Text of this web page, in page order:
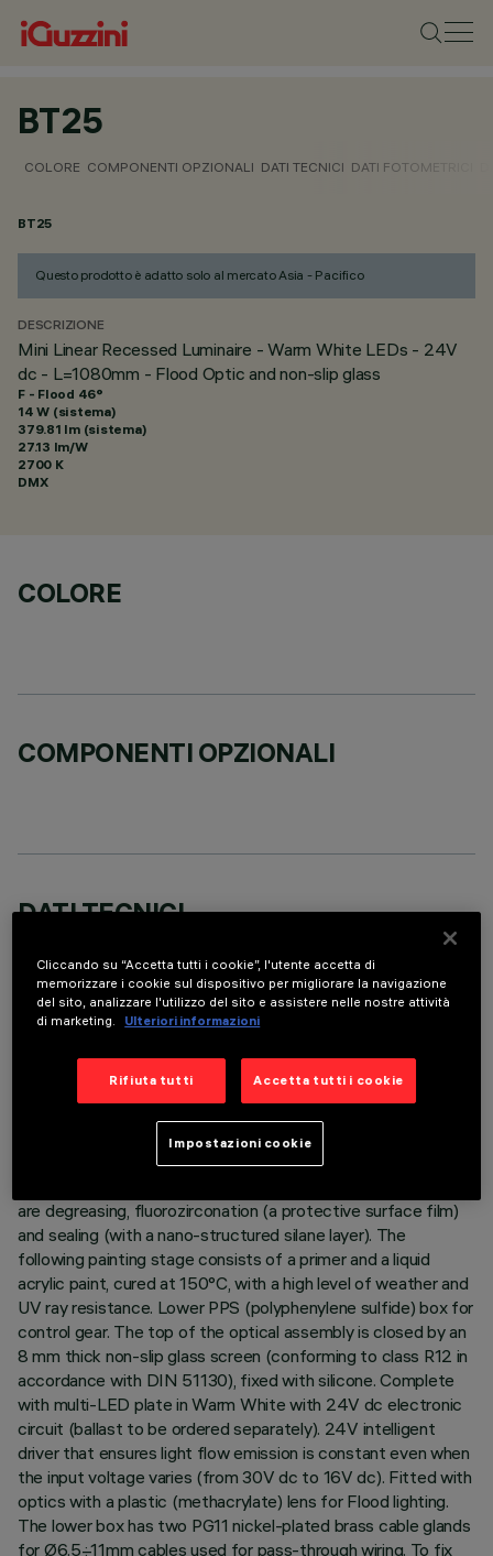
BT25
COLORE COMPONENTI OPZIONALI DATI TECNICI DATI FOTOMETRICI
BT25
Questo prodotto è adatto solo al mercato Asia - Pacifico
DESCRIZIONE
Mini Linear Recessed Luminaire - Warm White LEDs - 24V
dc - L=1080mm - Flood Optic and non-slip glass
F - Flood 46°
14 W (sistema)
379.81 lm (sistema)
27.13 lm/W
2700 K
DMX
COLORE
COMPONENTI OPZIONALI
DATI TECNICI
DESCRIZIONE
monochrome LED lamps, and a flood optic with non-slip
glass. Ground-, wall- and ceiling-recessed. Consists of a body
Extruded aluminium body, with die-cast aluminium end caps
complete with silicone seals. The painting process includes a
are degreasing, fluorozirconation (a protective surface film)
and sealing (with a nano-structured silane layer). The
following painting stage consists of a primer and a liquid
acrylic paint, cured at 150°C, with a high level of weather and
UV ray resistance. Lower PPS (polyphenylene sulfide) box for
control gear. The top of the optical assembly is closed by an
8 mm thick non-slip glass screen (conforming to class R12 in
accordance with DIN 51130), fixed with silicone. Complete
with multi-LED plate in Warm White with 24V dc electronic
circuit (ballast to be ordered separately). 24V intelligent
driver that ensures light flow emission is constant even when
the input voltage varies (from 30V dc to 16V dc). Fitted with
optics with a plastic (methacrylate) lens for Flood lighting.
The lower box has two PG11 nickel-plated brass cable glands
for Ø6.5÷11mm cables used for pass-through wiring. To fix
Cliccando su “Accetta tutti i cookie”, l'utente accetta di
memorizzare i cookie sul dispositivo per migliorare la navigazione
del sito, analizzare l'utilizzo del sito e assistere nelle nostre attività
di marketing.
Ulteriori informazioni
Rifiuta tutti Accetta tutti i cookie
Impostazioni cookie